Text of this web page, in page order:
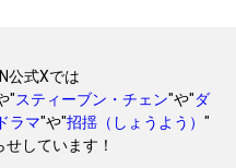
公式Xでは
"スティーブン・チェン"や"ダ
ラマ"や"招揺（しょうよう） "
しています！